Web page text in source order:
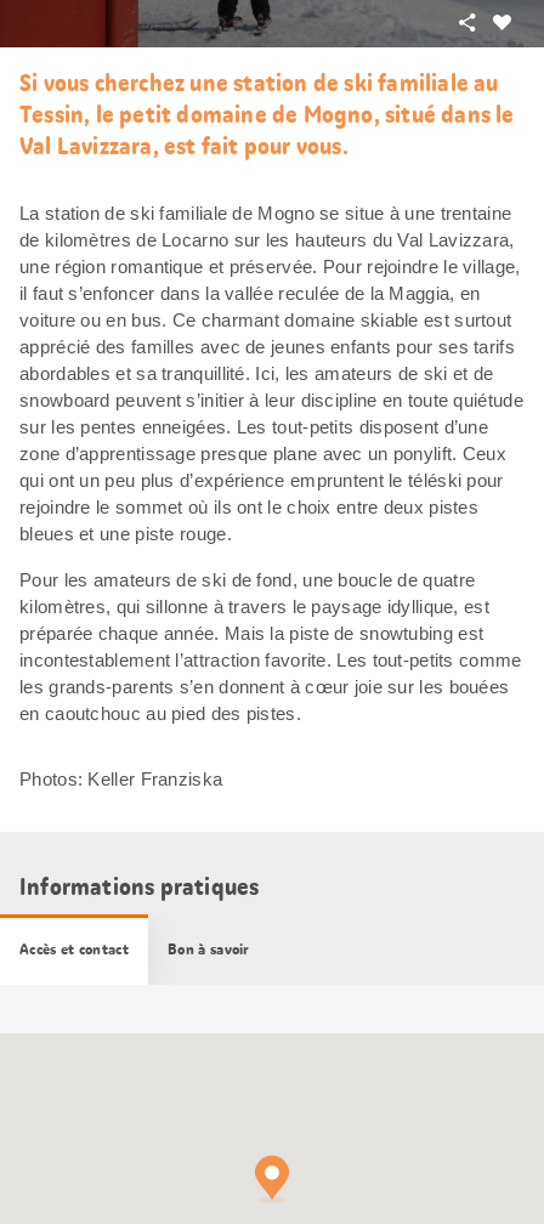
Partager
Si vous cherchez une station de ski familiale au
Tessin, le petit domaine de Mogno, situé dans le
Val Lavizzara, est fait pour vous.
La station de ski familiale de Mogno se situe à une trentaine
de kilomètres de Locarno sur les hauteurs du Val Lavizzara,
une région romantique et préservée. Pour rejoindre le village,
il faut s’enfoncer dans la vallée reculée de la Maggia, en
voiture ou en bus. Ce charmant domaine skiable est surtout
apprécié des familles avec de jeunes enfants pour ses tarifs
abordables et sa tranquillité. Ici, les amateurs de ski et de
snowboard peuvent s’initier à leur discipline en toute quiétude
sur les pentes enneigées. Les tout-petits disposent d’une
zone d’apprentissage presque plane avec un ponylift. Ceux
qui ont un peu plus d’expérience empruntent le téléski pour
rejoindre le sommet où ils ont le choix entre deux pistes
bleues et une piste rouge.
Pour les amateurs de ski de fond, une boucle de quatre
kilomètres, qui sillonne à travers le paysage idyllique, est
préparée chaque année. Mais la piste de snowtubing est
incontestablement l’attraction favorite. Les tout-petits comme
les grands-parents s’en donnent à cœur joie sur les bouées
en caoutchouc au pied des pistes.
Photos: Keller Franziska
Informations pratiques
Accès et contact Bon à savoir